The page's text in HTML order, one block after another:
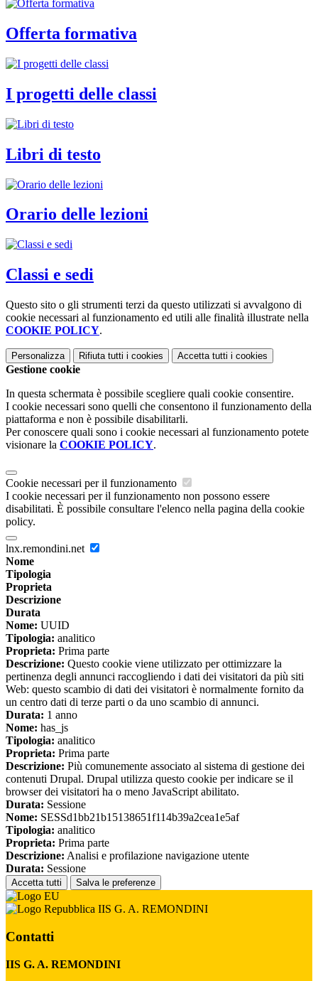
Offerta formativa
I progetti delle classi
Libri di testo
Orario delle lezioni
Classi e sedi
Questo sito o gli strumenti terzi da questo utilizzati si avvalgono di
cookie necessari al funzionamento ed utili alle finalità illustrate nella
COOKIE POLICY.
Personalizza Rifiuta tutti i cookies Accetta tutti i cookies
Gestione cookie
In questa schermata è possibile scegliere quali cookie consentire.
I cookie necessari sono quelli che consentono il funzionamento della
piattaforma e non è possibile disabilitarli.
Per conoscere quali sono i cookie necessari al funzionamento potete
visionare la COOKIE POLICY.
Cookie necessari per il funzionamento
I cookie necessari per il funzionamento non possono essere
disabilitati. È possibile consultare l'elenco nella pagina della cookie
policy.
lnx.remondini.net
Nome
Tipologia
Proprieta
Descrizione
Durata
Nome: UUID
Tipologia: analitico
Proprieta: Prima parte
Descrizione: Questo cookie viene utilizzato per ottimizzare la
pertinenza degli annunci raccogliendo i dati dei visitatori da più siti
Web: questo scambio di dati dei visitatori è normalmente fornito da
un centro dati di terze parti o da uno scambio di annunci.
Durata: 1 anno
Nome: has_js
Tipologia: analitico
Proprieta: Prima parte
Descrizione: Più comunemente associato al sistema di gestione dei
contenuti Drupal. Drupal utilizza questo cookie per indicare se il
browser dei visitatori ha o meno JavaScript abilitato.
Durata: Sessione
Nome: SESSd1bb21b15138651f114b39a2cea1e5af
Tipologia: analitico
Proprieta: Prima parte
Descrizione: Analisi e profilazione navigazione utente
Durata: Sessione
Accetta tutti Salva le preferenze
IIS G. A. REMONDINI
Contatti
IIS G. A. REMONDINI